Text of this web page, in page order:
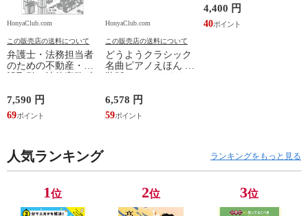
HonyaClub.com
この販売店の送料について
弁護士・法務担当者
のための不動産・建
開発、設計・監理、
建設請負 第２版 /富
田裕 小里佳嵩
7,590 円
69
HonyaClub.com
この販売店の送料について
どうようクラシック
名曲ピアノえほん 新
ワシマミワコ
6,578 円
59
4,400 円
40
人気ランキング ランキングをもっと見る
1位 2位 3位